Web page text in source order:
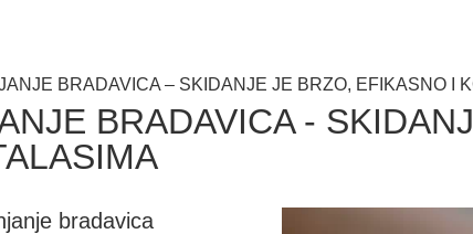
BRADAVICA – SKIDANJE JE BRZO, EFIKASNO I
BRADAVICA -
bradavica